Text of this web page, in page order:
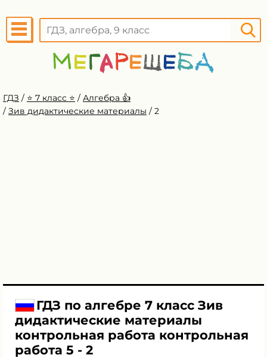
ГДЗ / ⭐️ 7 класс ⭐️ / Алгебра 👍
/ Зив дидактические материалы / 2
ГДЗ по алгебре 7 класс Зив
дидактические материалы
контрольная работа контрольная
работа 5 - 2